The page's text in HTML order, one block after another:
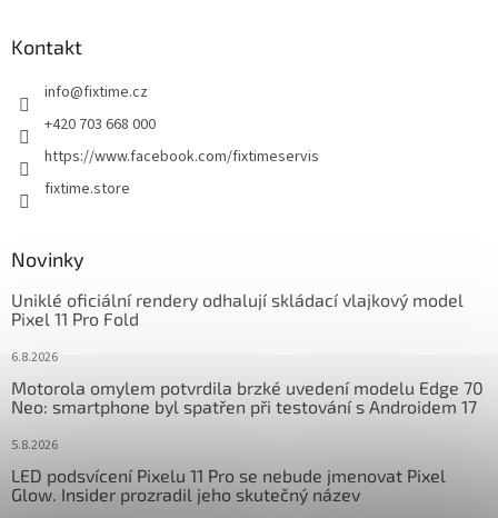
Kontakt
info@fixtime.cz
+420 703 668 000
https://www.facebook.com/fixtimeservis
fixtime.store
Novinky
Uniklé oficiální rendery odhalují skládací vlajkový model
Pixel 11 Pro Fold
6.8.2026
Motorola omylem potvrdila brzké uvedení modelu Edge 70
Neo: smartphone byl spatřen při testování s Androidem 17
5.8.2026
LED podsvícení Pixelu 11 Pro se nebude jmenovat Pixel
Glow. Insider prozradil jeho skutečný název